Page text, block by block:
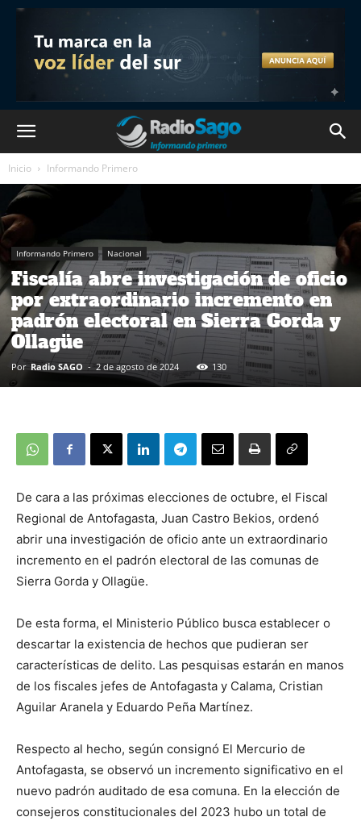
Inicio Informando Primero
Informando Primero Nacional
Fiscalía abre investigación de oficio
por extraordinario incremento en
padrón electoral en Sierra Gorda y
Ollagüe
Por Radio SAGO - 2 de agosto de 2024 130
De cara a las próximas elecciones de octubre, el Fiscal
Regional de Antofagasta, Juan Castro Bekios, ordenó
abrir una investigación de oficio ante un extraordinario
incremento en el padrón electoral de las comunas de
Sierra Gorda y Ollagüe.
De esta forma, el Ministerio Público busca establecer o
descartar la existencia de hechos que pudieran ser
características de delito. Las pesquisas estarán en manos
de los fiscales jefes de Antofagasta y Calama, Cristian
Aguilar Aranela y Eduardo Peña Martínez.
Respecto al hecho, según consignó El Mercurio de
Antofagasta, se observó un incremento significativo en el
nuevo padrón auditado de esa comuna. En la elección de
consejeros constitucionales del 2023 hubo un total de